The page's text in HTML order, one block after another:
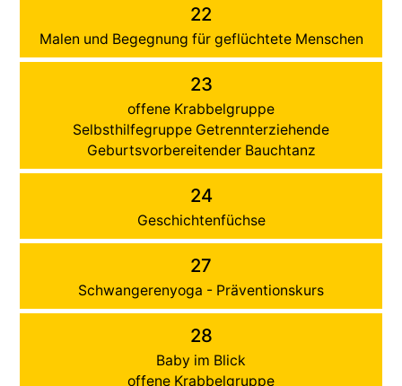
22
Malen und Begegnung für geflüchtete Menschen
23
offene Krabbelgruppe
Selbsthilfegruppe Getrennterziehende
Geburtsvorbereitender Bauchtanz
24
Geschichtenfüchse
27
Schwangerenyoga - Präventionskurs
28
Baby im Blick
offene Krabbelgruppe